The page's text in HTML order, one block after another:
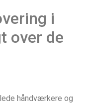
i
over de
håndværkere og